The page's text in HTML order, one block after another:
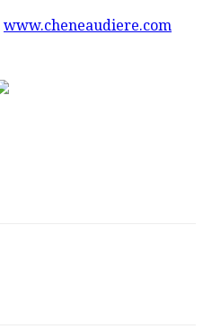
www.cheneaudiere.com